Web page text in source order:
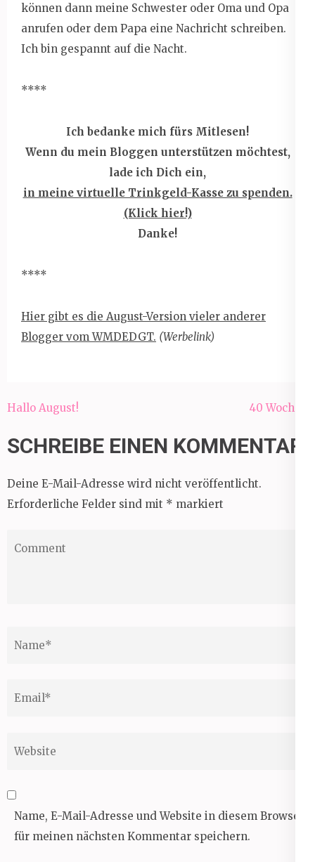
können dann meine Schwester oder Oma und Opa
anrufen oder dem Papa eine Nachricht schreiben.
Ich bin gespannt auf die Nacht.
****
Ich bedanke mich fürs Mitlesen!
Wenn du mein Bloggen unterstützen möchtest,
lade ich Dich ein,
in meine virtuelle Trinkgeld-Kasse zu spenden.
(Klick hier!)
Danke!
****
Hier gibt es die August-Version vieler anderer
Blogger vom WMDEDGT. (Werbelink)
Beitragsnavigation
Hallo August! 40 Wochen
SCHREIBE EINEN KOMMENTAR
Deine E-Mail-Adresse wird nicht veröffentlicht.
Erforderliche Felder sind mit * markiert
Name, E-Mail-Adresse und Website in diesem Browser
für meinen nächsten Kommentar speichern.